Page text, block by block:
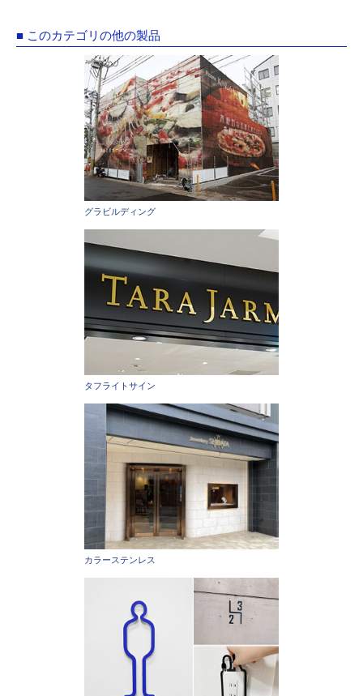
■ このカテゴリの他の製品
グラビルディング
タフライトサイン
カラーステンレス